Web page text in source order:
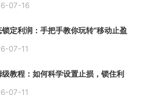
化07-16
定利润：手把手教你玩转“移动止盈
07-11
级教程：如何科学设置止损，锁住利
07-11